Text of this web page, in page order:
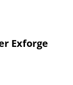
Exforge